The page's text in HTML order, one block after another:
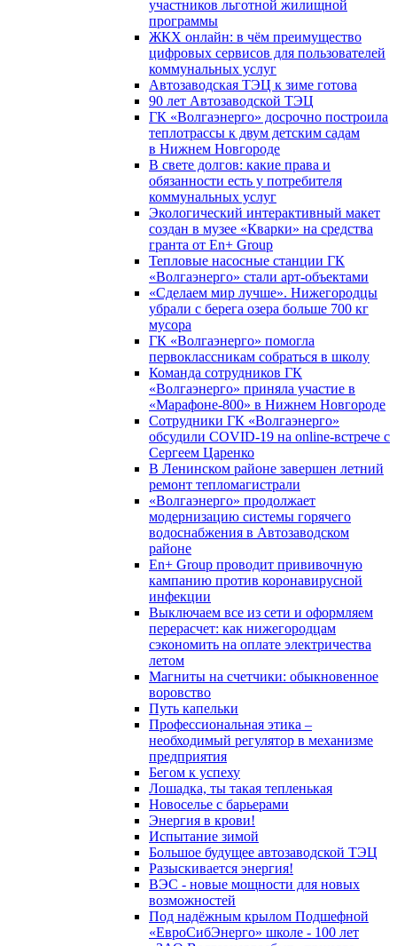
участников льготной жилищной
программы
ЖКХ онлайн: в чём преимущество
цифровых сервисов для пользователей
коммунальных услуг
Автозаводская ТЭЦ к зиме готова
90 лет Автозаводской ТЭЦ
ГК «Волгаэнерго» досрочно построила
теплотрассы к двум детским садам
в Нижнем Новгороде
В свете долгов: какие права и
обязанности есть у потребителя
коммунальных услуг
Экологический интерактивный макет
создан в музее «Кварки» на средства
гранта от En+ Group
Тепловые насосные станции ГК
«Волгаэнерго» стали арт-объектами
«Сделаем мир лучше». Нижегородцы
убрали с берега озера больше 700 кг
мусора
ГК «Волгаэнерго» помогла
первоклассникам собраться в школу
Команда сотрудников ГК
«Волгаэнерго» приняла участие в
«Марафоне-800» в Нижнем Новгороде
Сотрудники ГК «Волгаэнерго»
обсудили COVID-19 на online-встрече с
Сергеем Царенко
В Ленинском районе завершен летний
ремонт тепломагистрали
«Волгаэнерго» продолжает
модернизацию системы горячего
водоснабжения в Автозаводском
районе
En+ Group проводит прививочную
кампанию против коронавирусной
инфекции
Выключаем все из сети и оформляем
перерасчет: как нижегородцам
сэкономить на оплате электричества
летом
Магниты на счетчики: обыкновенное
воровство
Путь капельки
Профессиональная этика –
необходимый регулятор в механизме
предприятия
Бегом к успеху
Лошадка, ты такая тепленькая
Новоселье с барьерами
Энергия в крови!
Испытание зимой
Большое будущее автозаводской ТЭЦ
Разыскивается энергия!
ВЭС - новые мощности для новых
возможностей
Под надёжным крылом Подшефной
«ЕвроСибЭнерго» школе - 100 лет